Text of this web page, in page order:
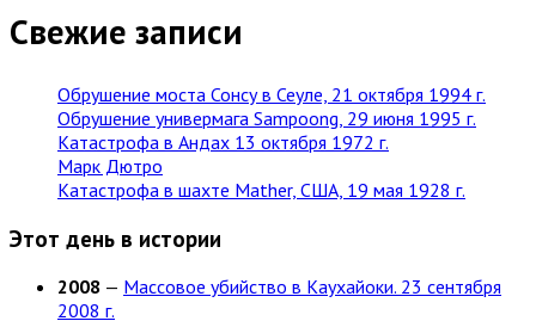
Свежие записи
Обрушение моста Сонсу в Сеуле, 21 октября 1994 г.
Обрушение универмага Sampoong, 29 июня 1995 г.
Катастрофа в Андах 13 октября 1972 г.
Марк Дютро
Катастрофа в шахте Mather, США, 19 мая 1928 г.
Этот день в истории
2008 — Массовое убийство в Каухайоки. 23 сентября
2008 г.